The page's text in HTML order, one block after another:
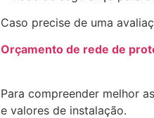
Caso precise de uma
Orçamento de rede de
Para compreender melhor
e valores de instalação.